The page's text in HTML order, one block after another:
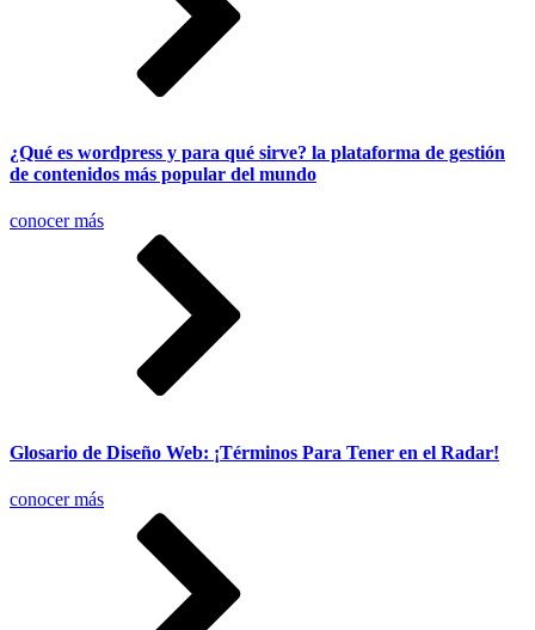
¿Qué es wordpress y para qué sirve? la plataforma de gestión
de contenidos más popular del mundo
conocer más
Glosario de Diseño Web: ¡Términos Para Tener en el Radar!
conocer más